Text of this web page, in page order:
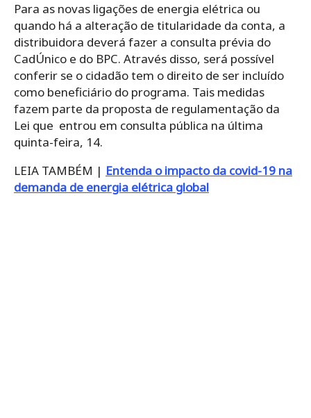
Para as novas ligações de energia elétrica ou
quando há a alteração de titularidade da conta, a
distribuidora deverá fazer a consulta prévia do
CadÚnico e do BPC. Através disso, será possível
conferir se o cidadão tem o direito de ser incluído
como beneficiário do programa. Tais medidas
fazem parte da proposta de regulamentação da
Lei que entrou em consulta pública na última
quinta-feira, 14.
LEIA TAMBÉM | Entenda o impacto da covid-19 na
demanda de energia elétrica global